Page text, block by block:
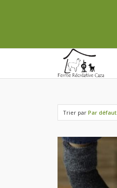
Trier parPar défaut